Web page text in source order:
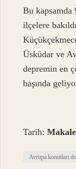
Bu kapsamda
ilçelere
Üsküdar ve
depremin en
başında
Tarih:
Avrupa konutları